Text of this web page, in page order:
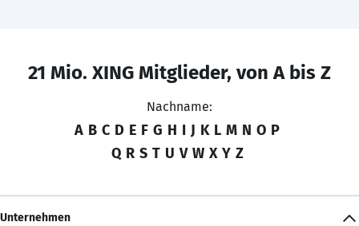
21 Mio. XING Mitglieder, von A bis Z
Nachname:
A B C D E F G H I J K L M N O P
Q R S T U V W X Y Z
Unternehmen